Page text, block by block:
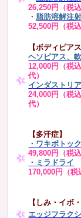
26,250円（税
・ 脂肪溶解注
52,500円（税
【ボディピアス
ヘソピアス、
12,000円（税
代）
インダストリ
24,000円（税
代）
【多汗症】
・ ワキボトッ
49,800円（税
・ミラドライ
170,000円（
【しみ・イボ
エッジフラク